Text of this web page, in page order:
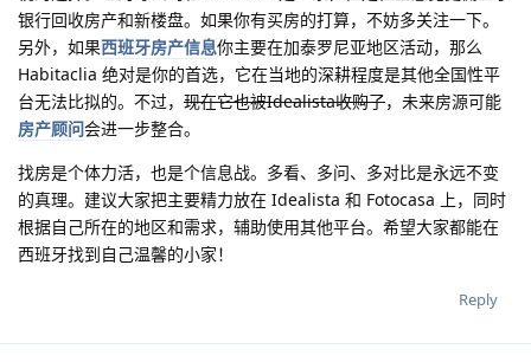
银行回收房产和新楼盘。如果你有买房的打算，不妨多关注一下。
另外，如果西班牙房产信息你主要在加泰罗尼亚地区活动，那么
Habitaclia 绝对是你的首选，它在当地的深耕程度是其他全国性平
台无法比拟的。不过， 现在它也被Idealista收购了，未来房源可能
房产顾问会进一步整合。
找房是个体力活，也是个信息战。多看、多问、多对比是永远不变
的真理。建议大家把主要精力放在 Idealista 和 Fotocasa 上，同时
根据自己所在的地区和需求，辅助使用其他平台。希望大家都能在
西班牙找到自己温馨的小家！
Reply